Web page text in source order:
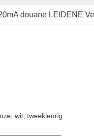
douane LEIDENE
wit, tweekleurig